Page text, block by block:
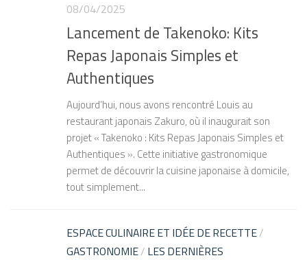
08/04/2025
Lancement de Takenoko: Kits
Repas Japonais Simples et
Authentiques
Aujourd’hui, nous avons rencontré Louis au
restaurant japonais Zakuro, où il inaugurait son
projet « Takenoko : Kits Repas Japonais Simples et
Authentiques ». Cette initiative gastronomique
permet de découvrir la cuisine japonaise à domicile,
tout simplement...
ESPACE CULINAIRE ET IDÉE DE RECETTE/
GASTRONOMIE/ LES DERNIÈRES